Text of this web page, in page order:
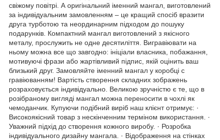
свіжому повітрі. А оригінальний іменний мангал, виготовлений
за індивідуальним замовленням – це кращий спосіб вразити
друга турботою та неординарним підходом до пошуку
подарунків. Компактний мангал виготовлений з якісного
металу, прослужить не одне десятиліття. Вигравіювати на
ньому можна все що завгодно: ініціали власника, побажання,
мотивуючі фрази або жартівливий підпис, якій оцінить ваш
близький друг. Замовляйте іменний мангал у коробці с
гравіюванням! Вартість створення складних зображень
розраховується індивідуально. Великою зручністю є те, що в
розібраному вигляді мангал можна переносити в чохлі як
чемоданчик. Купуючи подібний виріб наш клієнт отримує: ·
Високоякісний товар з нескінченним терміном використання. ·
Уважний підхід до створення кожного виробу. · Розробка
індивідуального дизайну мангала. · Відображення на стінках